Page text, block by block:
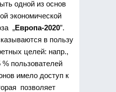
одной из основ
экономической
„Европа-2020”.
в пользу
целей: напр.,
пользователей
имело доступ к
позволяет